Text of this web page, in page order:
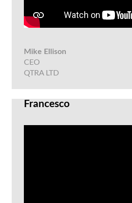
Mike Ellison
CEO
QTRA LTD
Francesco